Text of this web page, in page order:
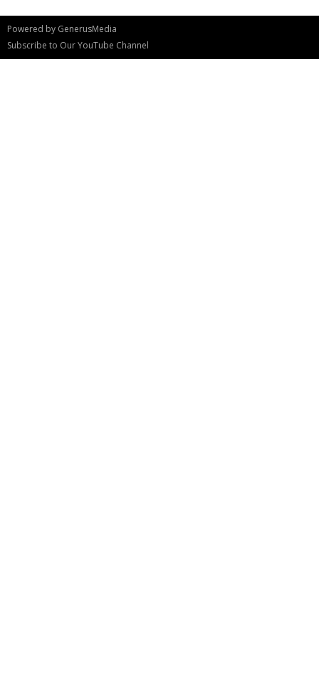
Powered by GenerusMedia
Subscribe to Our YouTube Channel